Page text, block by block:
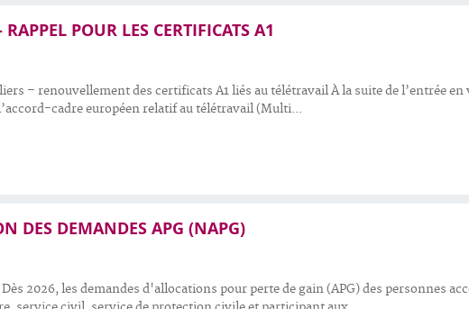
POUR LES CERTIFICATS A1
– renouvellement des certificats A1 liés au télétravail À la suite de l’entrée en
cadre européen relatif au télétravail (Multi...
DES DEMANDES APG (NAPG)
2026, les demandes d'allocations pour perte de gain (APG) des personnes